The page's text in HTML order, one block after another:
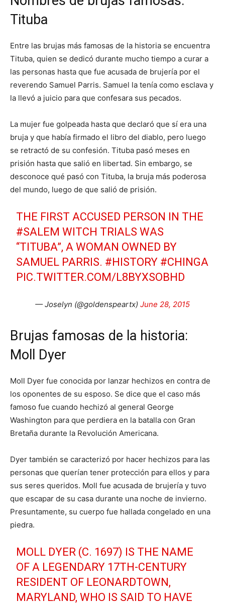
Tituba
Entre las brujas más famosas de la historia se encuentra
Tituba, quien se dedicó durante mucho tiempo a curar a
las personas hasta que fue acusada de brujería por el
reverendo Samuel Parris. Samuel la tenía como esclava y
la llevó a juicio para que confesara sus pecados.
La mujer fue golpeada hasta que declaró que sí era una
bruja y que había firmado el libro del diablo, pero luego
se retractó de su confesión. Tituba pasó meses en
prisión hasta que salió en libertad. Sin embargo, se
desconoce qué pasó con Tituba, la bruja más poderosa
del mundo, luego de que salió de prisión.
THE FIRST ACCUSED PERSON IN THE
#SALEM WITCH TRIALS WAS
“TITUBA”, A WOMAN OWNED BY
SAMUEL PARRIS. #HISTORY #CHINGA
PIC.TWITTER.COM/L8BYXSOBHD
— Joselyn (@goldenspeartx) June 28, 2015
Brujas famosas de la historia:
Moll Dyer
Moll Dyer fue conocida por lanzar hechizos en contra de
los oponentes de su esposo. Se dice que el caso más
famoso fue cuando hechizó al general George
Washington para que perdiera en la batalla con Gran
Bretaña durante la Revolución Americana.
Dyer también se caracterizó por hacer hechizos para las
personas que querían tener protección para ellos y para
sus seres queridos. Moll fue acusada de brujería y tuvo
que escapar de su casa durante una noche de invierno.
Presuntamente, su cuerpo fue hallada congelado en una
piedra.
MOLL DYER (C. 1697) IS THE NAME
OF A LEGENDARY 17TH-CENTURY
RESIDENT OF LEONARDTOWN,
MARYLAND, WHO IS SAID TO HAVE